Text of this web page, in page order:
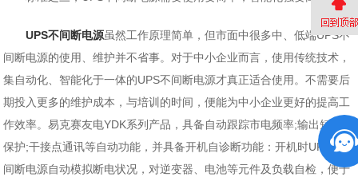
UPS不间断电源虽然工作原理简单，但市面中很多中、低端UPS不
间断电源的使用、维护并不省事。对于中小企业而言，使用传统技术，
集自动化、智能化于一体的UPS不间断电源才真正适合使用。不需要后
期投入更多的维护成本，与培训的时间，便能为中小企业更好的提高工
作效率。易克赛友电YDK系列产品，具备自动跟踪市电频率;输出短路
保护;干接点通讯等自动功能，并具备开机自诊断功能：开机时UPS不
间断电源自动模拟断电状况，对逆变器、电池等元件及负载自检，便于